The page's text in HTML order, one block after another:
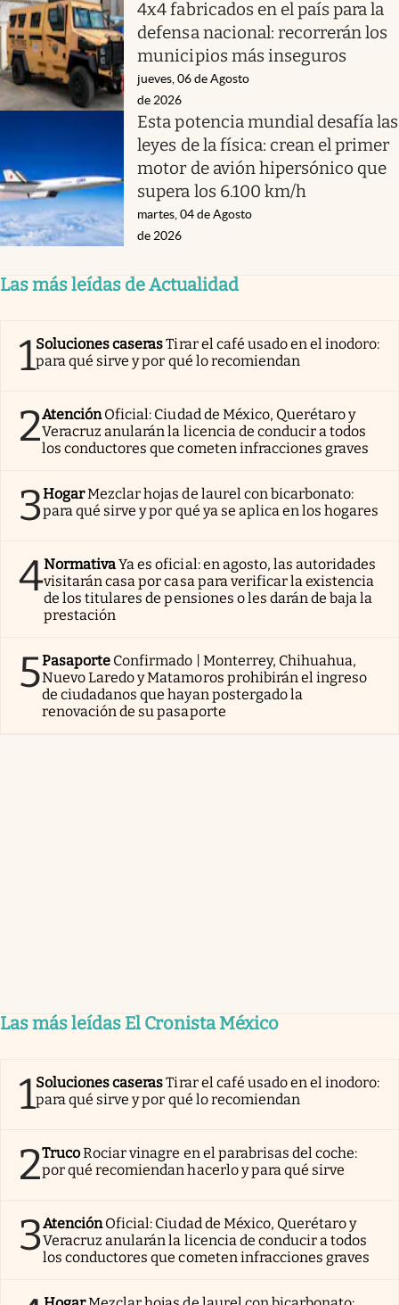
4x4 fabricados en el país para la
defensa nacional: recorrerán los
municipios más inseguros
jueves, 06 de Agosto
de 2026
Esta potencia mundial desafía las
leyes de la física: crean el primer
motor de avión hipersónico que
supera los 6.100 km/h
martes, 04 de Agosto
de 2026
Las más leídas de Actualidad
1Soluciones caserasTirar el café usado en el inodoro:
para qué sirve y por qué lo recomiendan
2AtenciónOficial: Ciudad de México, Querétaro y
Veracruz anularán la licencia de conducir a todos
los conductores que cometen infracciones graves
3HogarMezclar hojas de laurel con bicarbonato:
para qué sirve y por qué ya se aplica en los hogares
4NormativaYa es oficial: en agosto, las autoridades
visitarán casa por casa para verificar la existencia
de los titulares de pensiones o les darán de baja la
prestación
5Pasaporte Confirmado | Monterrey, Chihuahua,
Nuevo Laredo y Matamoros prohibirán el ingreso
de ciudadanos que hayan postergado la
renovación de su pasaporte
Las más leídas El Cronista México
1Soluciones caserasTirar el café usado en el inodoro:
para qué sirve y por qué lo recomiendan
2TrucoRociar vinagre en el parabrisas del coche:
por qué recomiendan hacerlo y para qué sirve
3AtenciónOficial: Ciudad de México, Querétaro y
Veracruz anularán la licencia de conducir a todos
los conductores que cometen infracciones graves